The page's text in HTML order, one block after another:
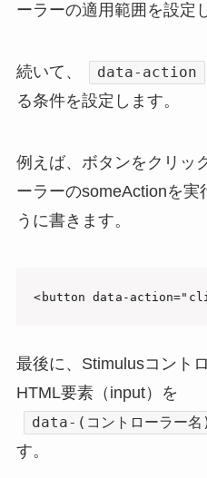
ーラーの適用範囲を設定
続いて、 data-action
る条件を設定します。
例えば、ボタンをクリッ
ーラーのsomeActionを実
うに書きます。
<button data-
最後に、Stimulusコント
HTML要素（input）を
data-(コントローラー
す。